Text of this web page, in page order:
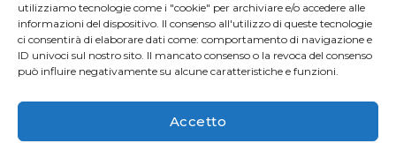
utilizziamo tecnologie come i "cookie" per archiviare e/o accedere alle
informazioni del dispositivo. Il consenso all'utilizzo di queste tecnologie
ci consentirà di elaborare dati come: comportamento di navigazione e
ID univoci sul nostro sito. Il mancato consenso o la revoca del consenso
può influire negativamente su alcune caratteristiche e funzioni.
Accetto
ISCRIVITI ALLA NEWSLETTER
Rimani sempre aggiornato iscrivendoti alla
newsletter
NEWSLETTER
If